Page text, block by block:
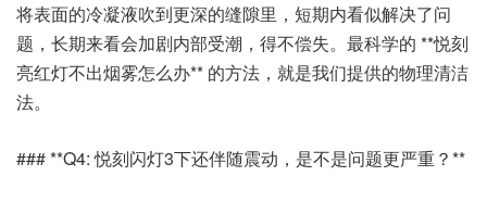
将表面的冷凝液吹到更深的缝隙里，短期内看似解决了问
题，长期来看会加剧内部受潮，得不偿失。最科学的 **悦刻
亮红灯不出烟雾怎么办** 的方法，就是我们提供的物理清洁
法。
### **Q4: 悦刻闪灯3下还伴随震动，是不是问题更严重？**